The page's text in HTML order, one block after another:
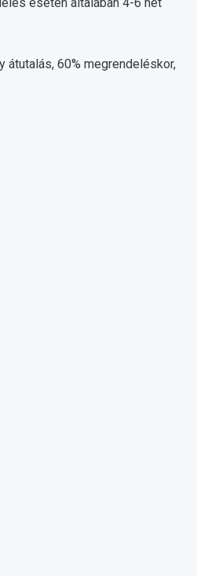
átutalás, 60% megrendeléskor,